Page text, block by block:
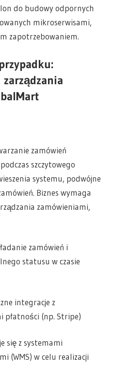
do budowy odpornych
mikroserwisami,
zapotrzebowaniem.
zamówień
szczytowego
systemu, podwójne
Biznes wymaga
zamówieniami,
zamówień i
statusu w czasie
integracje z
płatności (np. Stripe)
się z systemami
(WMS) w celu realizacji